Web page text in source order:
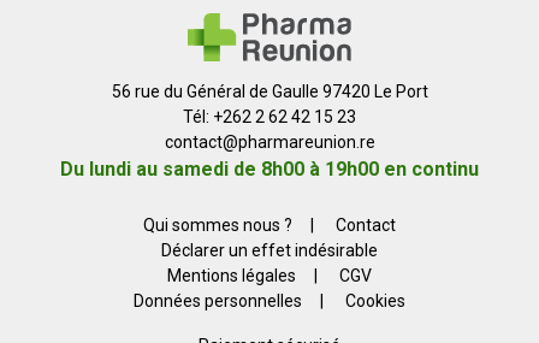
56 rue du Général de Gaulle 97420 Le Port
Tél: +262 2 62 42 15 23
contact@pharmareunion.re
Du lundi au samedi de 8h00 à 19h00 en continu
Qui sommes nous ?
Contact
Déclarer un effet indésirable
Mentions légales
CGV
Données personnelles
Cookies